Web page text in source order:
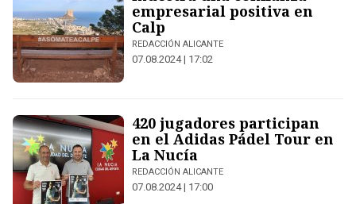
empresarial positiva en
Calp
REDACCIÓN ALICANTE
07.08.2024 | 17:02
420 jugadores participan
en el Adidas Pádel Tour en
La Nucía
REDACCIÓN ALICANTE
07.08.2024 | 17:00